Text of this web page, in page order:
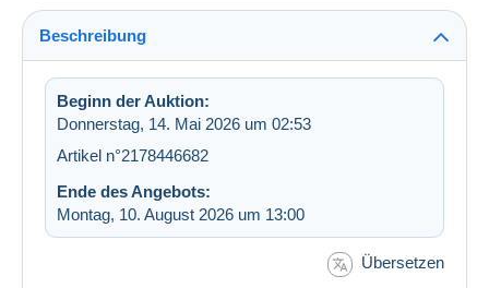
Beschreibung
Beginn der Auktion:
Donnerstag, 14. Mai 2026 um 02:53
Artikel n°2178446682
Ende des Angebots:
Montag, 10. August 2026 um 13:00
Übersetzen